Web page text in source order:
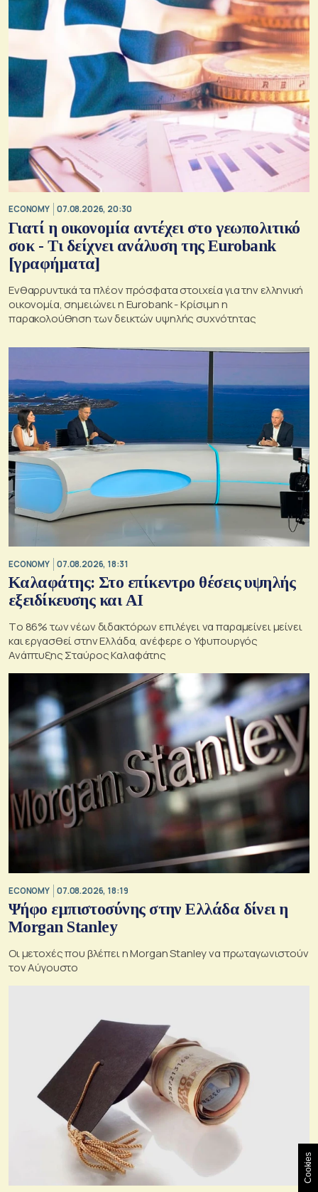
ECONOMY 07.08.2026, 20:30
Γιατί η οικονομία αντέχει στο γεωπολιτικό
σοκ - Τι δείχνει ανάλυση της Eurobank
[γραφήματα]
Ενθαρρυντικά τα πλέον πρόσφατα στοιχεία για την ελληνική
οικονομία, σημειώνει η Eurobank - Kρίσιμη η
παρακολούθηση των δεικτών υψηλής συχνότητας
ECONOMY 07.08.2026, 18:31
Καλαφάτης: Στο επίκεντρο θέσεις υψηλής
εξειδίκευσης και AI
Tο 86% των νέων διδακτόρων επιλέγει να παραμείνει μείνει
και εργασθεί στην Ελλάδα, ανέφερε ο Υφυπουργός
Ανάπτυξης Σταύρος Καλαφάτης
ECONOMY 07.08.2026, 18:19
Ψήφο εμπιστοσύνης στην Ελλάδα δίνει η
Morgan Stanley
Οι μετοχές που βλέπει η Morgan Stanley να πρωταγωνιστούν
τον Αύγουστο
Cookies